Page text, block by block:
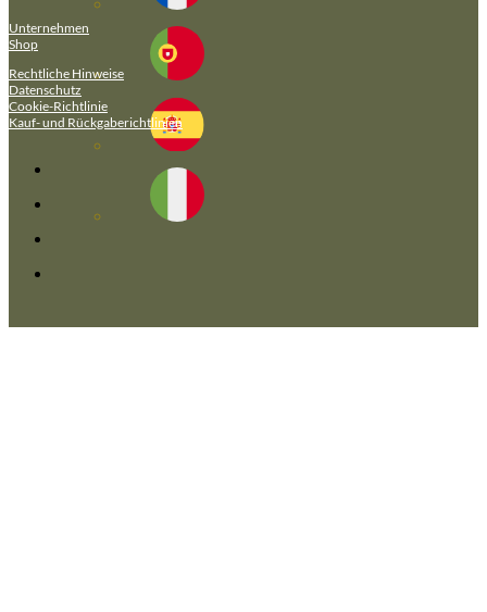
Unternehmen
Shop
Rechtliche Hinweise
Datenschutz
Cookie-Richtlinie
Kauf- und Rückgaberichtlinien